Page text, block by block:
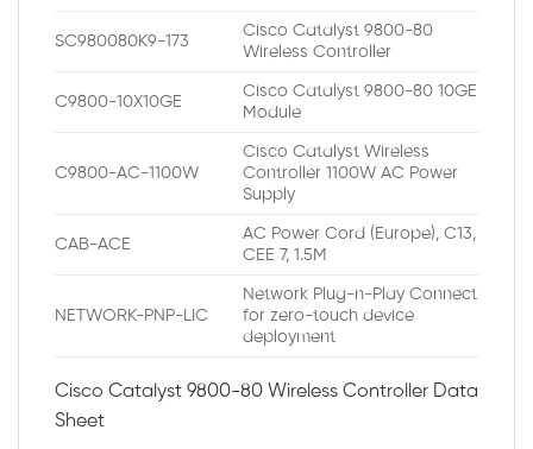
SC980080K9-173
Cisco Catalyst 9800-80
Wireless Controller
C9800-10X10GE
Cisco Catalyst 9800-80 10GE
Module
C9800-AC-1100W
Cisco Catalyst Wireless
Controller 1100W AC Power
Supply
CAB-ACE
AC Power Cord (Europe), C13,
CEE 7, 1.5M
NETWORK-PNP-LIC
Network Plug-n-Play Connect
for zero-touch device
deployment
Cisco Catalyst 9800-80 Wireless Controller Data
Sheet